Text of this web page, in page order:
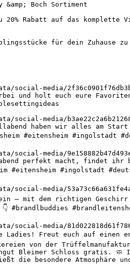
Boch Sortiment
20% Rabatt auf das
für dein Zuhause
social-media/
holt euch eure Favoriten
social-media/
haben wir alles am
#eitensheim #ingolstadt
social-media/
perfekt macht, findet ihr
#eitensheim #ingolstadt
media/
– mit dem richtigen
media/
Freut euch auf einen
von der
Bleimer Schloss gratis.
die besondere Atmosphäre